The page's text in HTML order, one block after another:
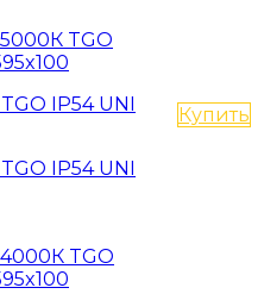
IP54 UNI
IP54 UNI
Купить